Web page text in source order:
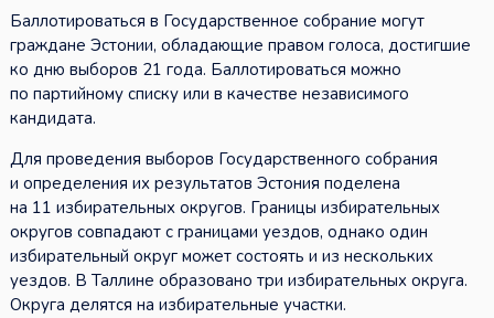
Баллотироваться в Государственное собрание могут
граждане Эстонии, обладающие правом голоса, достигшие
ко дню выборов 21 года. Баллотироваться можно
по партийному списку или в качестве независимого
кандидата.
Для проведения выборов Государственного собрания
и определения их результатов Эстония поделена
на 11 избирательных округов. Границы избирательных
округов совпадают с границами уездов, однако один
избирательный округ может состоять и из нескольких
уездов. В Таллине образовано три избирательных округа.
Округа делятся на избирательные участки.